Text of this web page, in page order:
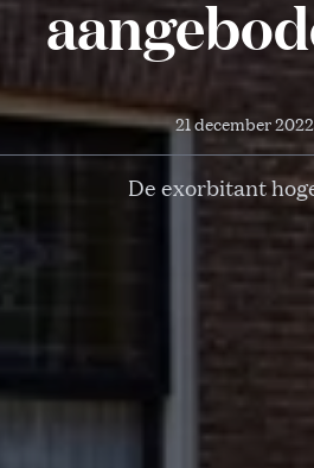
21 december
De exorbitant